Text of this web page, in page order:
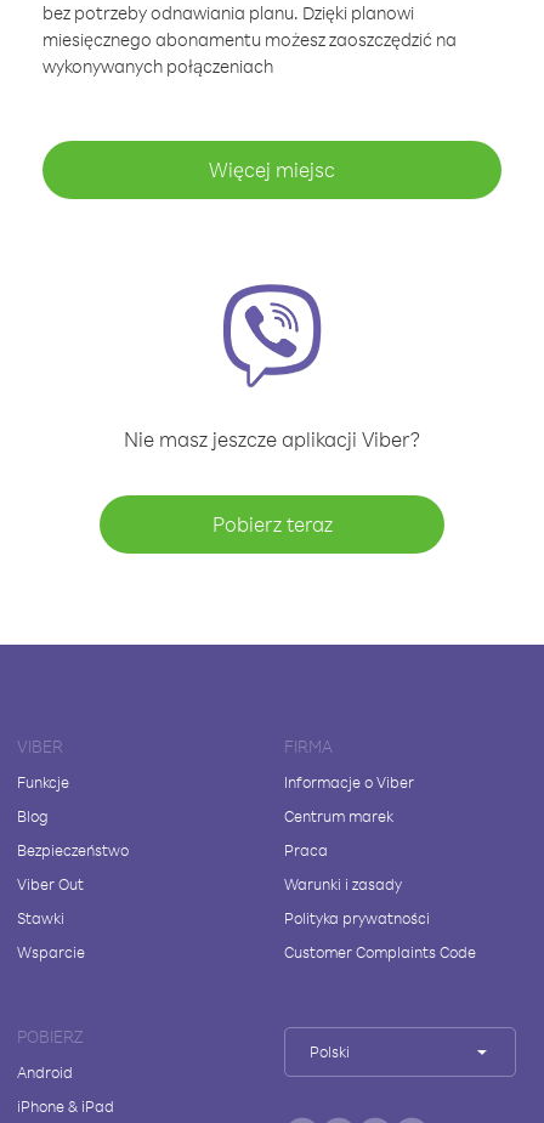
bez potrzeby odnawiania planu. Dzięki planowi
miesięcznego abonamentu możesz zaoszczędzić na
wykonywanych połączeniach
Więcej miejsc
Nie masz jeszcze aplikacji Viber?
Pobierz teraz
VIBER
Funkcje
Blog
Bezpieczeństwo
Viber Out
Stawki
Wsparcie
FIRMA
Informacje o Viber
Centrum marek
Praca
Warunki i zasady
Polityka prywatności
Customer Complaints Code
POBIERZ
Android
iPhone & iPad
Polski